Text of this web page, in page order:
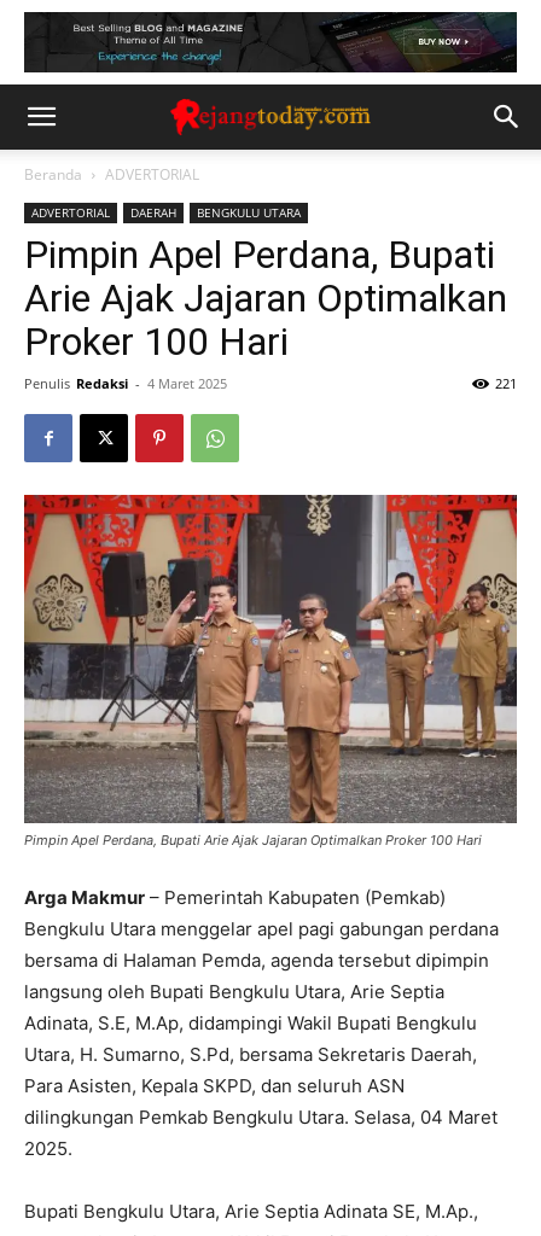
Beranda ADVERTORIAL
ADVERTORIAL DAERAH BENGKULU UTARA
Pimpin Apel Perdana, Bupati
Arie Ajak Jajaran Optimalkan
Proker 100 Hari
Penulis Redaksi - 4 Maret 2025 221
Pimpin Apel Perdana, Bupati Arie Ajak Jajaran Optimalkan Proker 100 Hari
Arga Makmur – Pemerintah Kabupaten (Pemkab)
Bengkulu Utara menggelar apel pagi gabungan perdana
bersama di Halaman Pemda, agenda tersebut dipimpin
langsung oleh Bupati Bengkulu Utara, Arie Septia
Adinata, S.E, M.Ap, didampingi Wakil Bupati Bengkulu
Utara, H. Sumarno, S.Pd, bersama Sekretaris Daerah,
Para Asisten, Kepala SKPD, dan seluruh ASN
dilingkungan Pemkab Bengkulu Utara. Selasa, 04 Maret
2025.
Bupati Bengkulu Utara, Arie Septia Adinata SE, M.Ap.,